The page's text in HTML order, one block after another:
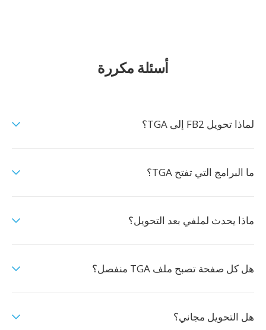
أسئلة مكررة
لماذا تحويل FB2 إلى TGA؟
ما البرامج التي تفتح TGA؟
ماذا يحدث لملفي بعد التحويل؟
هل كل صفحة تصبح ملف TGA منفصل؟
هل التحويل مجاني؟